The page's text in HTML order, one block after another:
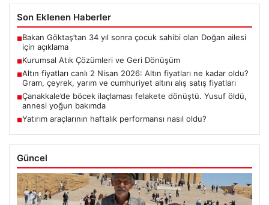
Son Eklenen Haberler
■Bakan Göktaş’tan 34 yıl sonra çocuk sahibi olan Doğan ailesi
için açıklama
■Kurumsal Atık Çözümleri ve Geri Dönüşüm
■Altın fiyatları canlı 2 Nisan 2026: Altın fiyatları ne kadar oldu?
Gram, çeyrek, yarım ve cumhuriyet altını alış satış fiyatları
■Çanakkale’de böcek ilaçlaması felakete dönüştü. Yusuf öldü,
annesi yoğun bakımda
■Yatırım araçlarının haftalık performansı nasıl oldu?
Güncel